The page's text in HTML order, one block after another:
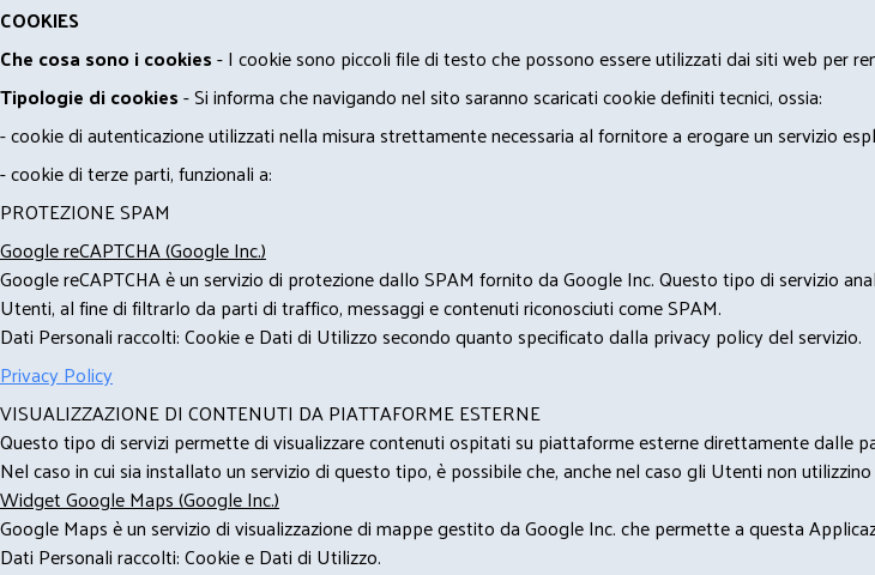
COOKIES
Che cosa sono i cookies- I cookie sono piccoli file di testo che possono essere utilizzati dai siti web per
Tipologie di cookies- Si informa che navigando nel sito saranno scaricati cookie definiti tecnici, ossia:
- cookie di autenticazione utilizzati nella misura strettamente necessaria al fornitore a erogare un servizio
- cookie di terze parti, funzionali a:
PROTEZIONE SPAM
Google reCAPTCHA (Google Inc.)
Google reCAPTCHA è un servizio di protezione dallo SPAM fornito da Google Inc. Questo tipo di servizio
Utenti, al fine di filtrarlo da parti di traffico, messaggi e contenuti riconosciuti come SPAM.
Dati Personali raccolti: Cookie e Dati di Utilizzo secondo quanto specificato dalla privacy policy del servizio.
Privacy Policy
VISUALIZZAZIONE DI CONTENUTI DA PIATTAFORME ESTERNE
Questo tipo di servizi permette di visualizzare contenuti ospitati su piattaforme esterne direttamente dalle
Nel caso in cui sia installato un servizio di questo tipo, è possibile che, anche nel caso gli Utenti non
Widget Google Maps (Google Inc.)
Google Maps è un servizio di visualizzazione di mappe gestito da Google Inc. che permette a questa
Dati Personali raccolti: Cookie e Dati di Utilizzo.